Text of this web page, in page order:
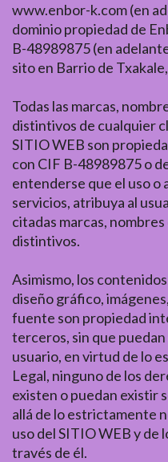
www.enbor-k.com (en
dominio propiedad de
B-48989875 (en
sito en Barrio de
Todas las marcas,
distintivos de cualquier
SITIO WEB son
con CIF B-48989875 o
entenderse que el uso o
servicios, atribuya al
citadas marcas,
distintivos.
Asimismo, los
diseño gráfico,
fuente son propiedad
terceros, sin que
usuario, en virtud de lo
Legal, ninguno de los
existen o puedan existir
allá de lo estrictamente
uso del SITIO WEB y de
través de él.